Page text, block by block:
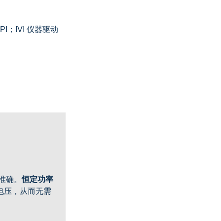
；IVI 仪器驱动
确。恒定功率
压，从而无需